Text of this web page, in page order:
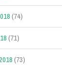
(74)
(71)
(73)